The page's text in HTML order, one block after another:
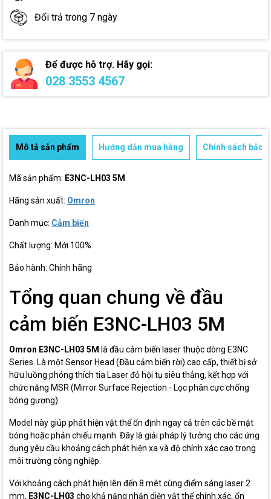
Đổi trả trong 7 ngày
Để được hỗ trợ. Hãy gọi:
028 3553 4567
Mô tả sản phẩm Hướng dẫn mua hàng Chính sách bảo
Mã sản phẩm: E3NC-LH03 5M
Hãng sản xuất: Omron
Danh mục: Cảm biến
Chất lượng: Mới 100%
Bảo hành: Chính hãng
Tổng quan chung về đầu
cảm biến E3NC-LH03 5M
Omron E3NC-LH03 5M là đầu cảm biến laser thuộc dòng E3NC
Series. Là một Sensor Head (Đầu cảm biến rời) cao cấp, thiết bị sở
hữu luồng phóng thích tia Laser đỏ hội tụ siêu thẳng, kết hợp với
chức năng MSR (Mirror Surface Rejection - Lọc phân cực chống
bóng gương).
Model này giúp phát hiện vật thể ổn định ngay cả trên các bề mặt
bóng hoặc phản chiếu mạnh. Đây là giải pháp lý tưởng cho các ứng
dụng yêu cầu khoảng cách phát hiện xa và độ chính xác cao trong
môi trường công nghiệp.
Với khoảng cách phát hiện lên đến 8 mét cùng điểm sáng laser 2
mm, E3NC-LH03 cho khả năng nhận diện vật thể chính xác, ổn